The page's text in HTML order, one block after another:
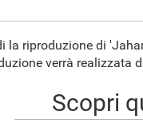
la riproduzione di
verrà realizzata
Scopri